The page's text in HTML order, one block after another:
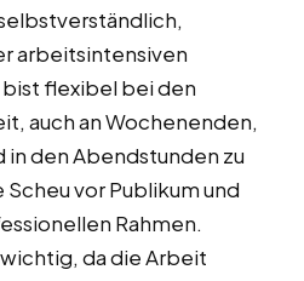
arbeitsintensiven
flexibel bei den
auch an Wochenenden,
den Abendstunden zu
vor Publikum und
Rahmen.
da die Arbeit